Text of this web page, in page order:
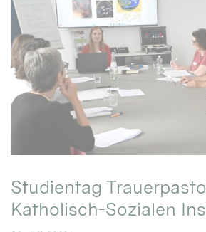
Studientag
Katholisch-Sozialen